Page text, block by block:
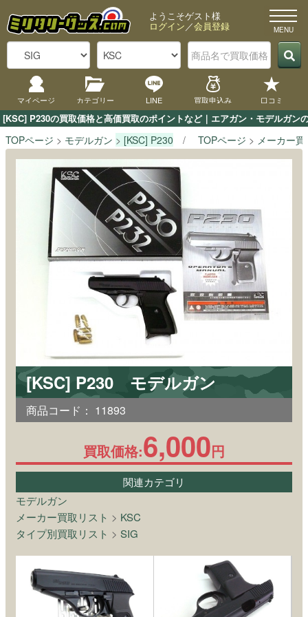
[KSC] P230の買取価格と高価買取のポイントなど｜エアガン・モデルガン
ようこそゲスト様
ログイン／会員登録
マイページ カテゴリー LINE 買取申込み 口コミ
TOPページ モデルガン [KSC] P230 TOPページ メーカー
[KSC] P230 モデルガン
商品コード： 11893
買取価格:6,000円
関連カテゴリ
モデルガン
メーカー買取リスト > KSC
タイプ別買取リスト > SIG